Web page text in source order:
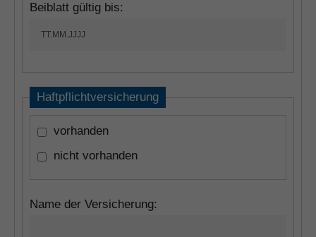
Beiblatt gültig bis:
Haftpflichtversicherung
vorhanden
nicht vorhanden
Name der Versicherung: